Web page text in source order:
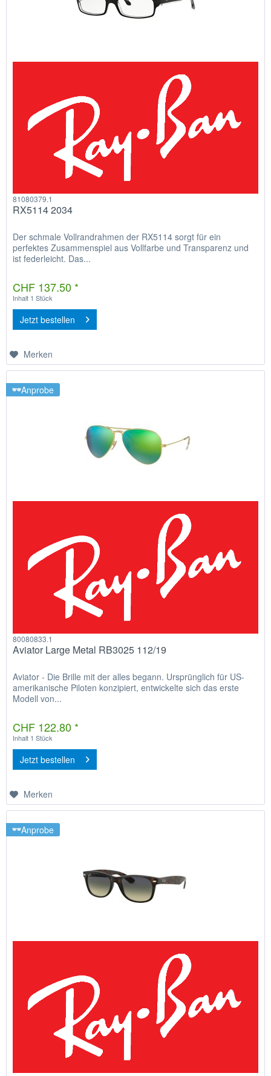
81080379.1
RX5114 2034
Der schmale Vollrandrahmen der RX5114 sorgt für ein
perfektes Zusammenspiel aus Vollfarbe und Transparenz und
ist federleicht. Das...
CHF 137.50 *
Inhalt 1 Stück
Jetzt bestellen
Merken
Anprobe
80080833.1
Aviator Large Metal RB3025 112/19
Aviator - Die Brille mit der alles begann. Ursprünglich für US-
amerikanische Piloten konzipiert, entwickelte sich das erste
Modell von...
CHF 122.80 *
Inhalt 1 Stück
Jetzt bestellen
Merken
Anprobe